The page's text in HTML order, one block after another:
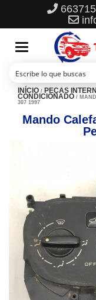
Toggle
navigation
INÍCIO / PEÇAS
CONDICIONADO /
307 1997
Mando